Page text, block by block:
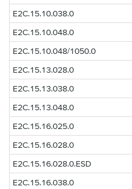
E2C.15.10.038.0
E2C.15.10.048.0
E2C.15.10.048/1050.0
E2C.15.13.028.0
E2C.15.13.038.0
E2C.15.13.048.0
E2C.15.16.025.0
E2C.15.16.028.0
E2C.15.16.028.0.ESD
E2C.15.16.038.0